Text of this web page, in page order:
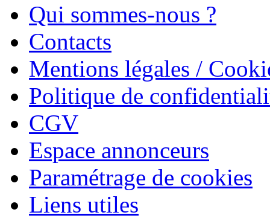
Qui sommes-nous ?
Contacts
Mentions légales /
Politique de
CGV
Espace annonceurs
Paramétrage de cookies
Liens utiles